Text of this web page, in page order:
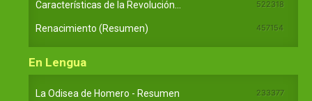
Características de la Revolución... 522318
Renacimiento (Resumen) 457154
En Lengua
La Odisea de Homero - Resumen 233377